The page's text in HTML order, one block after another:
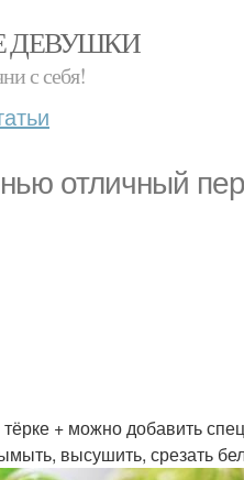
ДЕВУШКИ
с себя!
отличный
+ можно добавить
высушить, срезать